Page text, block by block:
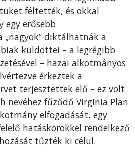
féltették, és okkal
erősebb
„nagyok” diktálhatnák a
küldöttei – a legrégibb
– hazai alkotmányos
érkeztek a
terjesztettek elő – ez volt
nevéhez fűződő Virginia Plan
elfogadását, egy
hatáskörökkel rendelkező
tűzték ki célul.